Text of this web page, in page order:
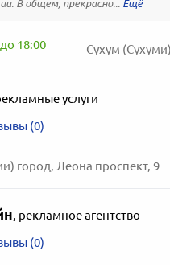
В общем, прекрасно...
18:00 Сухум
услуги
(0)
город, Леона проспект, 9
, рекламное агентство
(0)